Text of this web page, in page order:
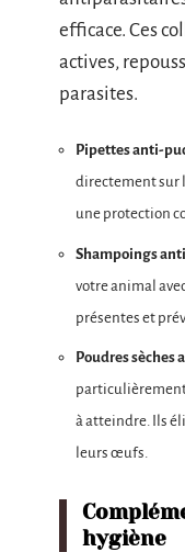
efficace. Ces
actives,
parasites.
Pipettes anti-
directement sur
une protection
Shampoings
votre animal
présentes et
Poudres sèches
à atteindre. Ils
leurs œufs.
hygiène